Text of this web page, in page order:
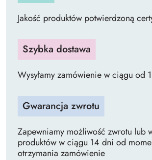
Jakość produktów potwierdzoną
Szybka dostawa
Wysyłamy zamówienie w ciągu od
Gwarancja zwrotu
Zapewniamy możliwość zwrotu lub
produktów w ciągu 14 dni od
otrzymania zamówienie